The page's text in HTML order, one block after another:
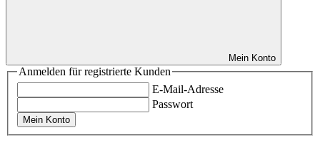
Mein Konto
Anmelden für registrierte Kunden
E-Mail-Adresse
Passwort
Mein Konto